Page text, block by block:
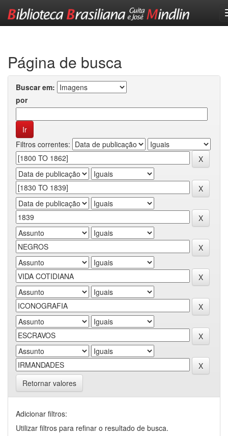
Página de busca
Buscar em:
por
Filtros correntes:
Retornar valores
Adicionar filtros:
Utilizar filtros para refinar o resultado de busca.